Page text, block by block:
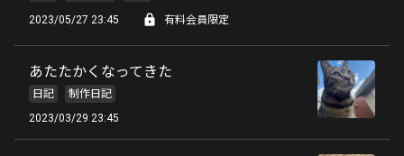
2023/05/27 23:45 有料会員限定
あたたかくなってきた
日記
制作日記
2023/03/29 23:45